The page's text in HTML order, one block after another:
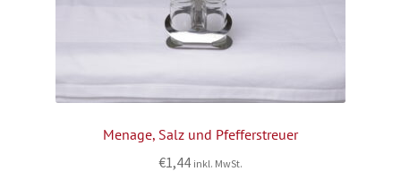
Menage, Salz und Pfefferstreuer
€1,44 inkl. MwSt.